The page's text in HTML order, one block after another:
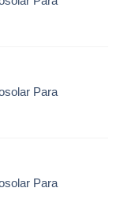
Para
Para